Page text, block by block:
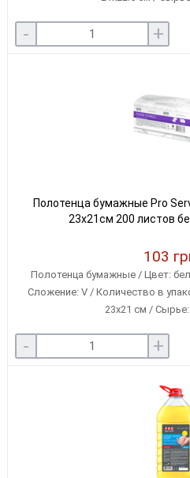
- +
Полотенца бумажные Pro
23x21см 200 листов
103
Полотенца бумажные / Цвет:
Сложение: V / Количество в
23х21 см /
- +